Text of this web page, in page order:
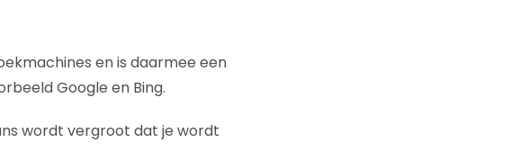
en is daarmee een
Google en Bing.
wordt vergroot dat je wordt